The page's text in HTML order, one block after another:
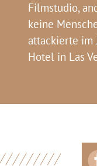
Filmstudio,
keine
attackierte im
Hotel in Las